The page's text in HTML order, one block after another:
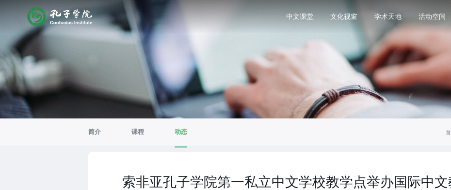
中文课堂 文化视窗 学术天地 活动空间
简介 课程 动态
索非亚孔子学院第一私立中文学校教学点举办国际中